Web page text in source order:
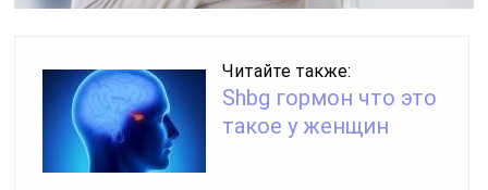
Читайте также:
Shbg гормон что это
такое у женщин